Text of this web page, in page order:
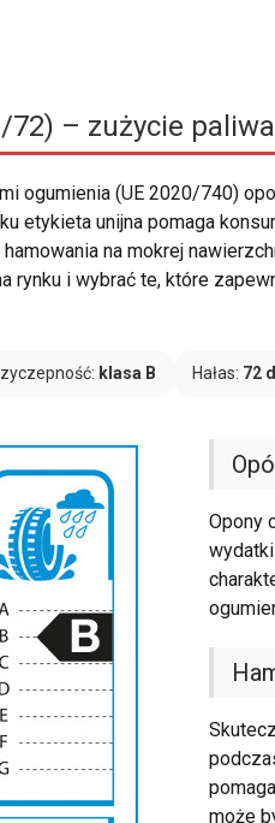
72) – zużycie
ogumienia (UE 2020/740)
etykieta unijna pomaga
na mokrej
rynku i wybrać te, które
klasa B Hałas: 72
Opony
może